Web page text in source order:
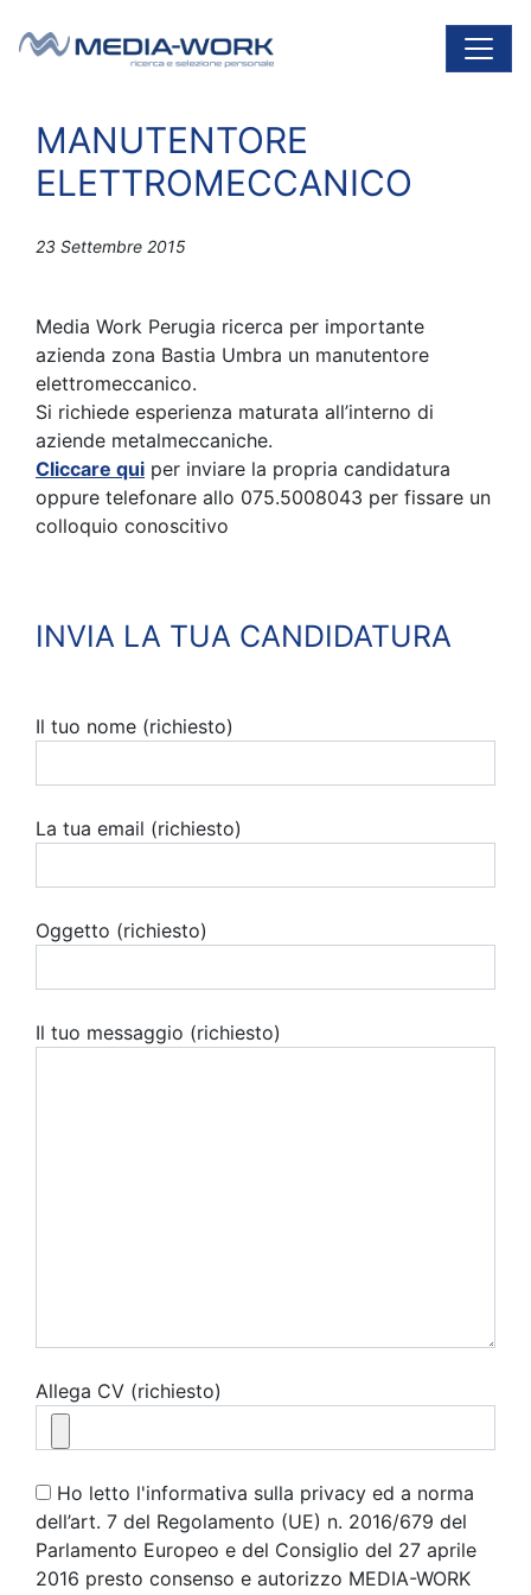
Navigazione principale
MANUTENTORE
ELETTROMECCANICO
23 Settembre 2015
Media Work Perugia ricerca per importante
azienda zona Bastia Umbra un manutentore
elettromeccanico.
Si richiede esperienza maturata all’interno di
aziende metalmeccaniche.
Cliccare qui per inviare la propria candidatura
oppure telefonare allo 075.5008043 per fissare un
colloquio conoscitivo
INVIA LA TUA CANDIDATURA
Il tuo nome (richiesto)
La tua email (richiesto)
Oggetto (richiesto)
Il tuo messaggio (richiesto)
Allega CV (richiesto)
Ho letto l'informativa sulla privacy ed a norma
dell’art. 7 del Regolamento (UE) n. 2016/679 del
Parlamento Europeo e del Consiglio del 27 aprile
2016 presto consenso e autorizzo MEDIA-WORK